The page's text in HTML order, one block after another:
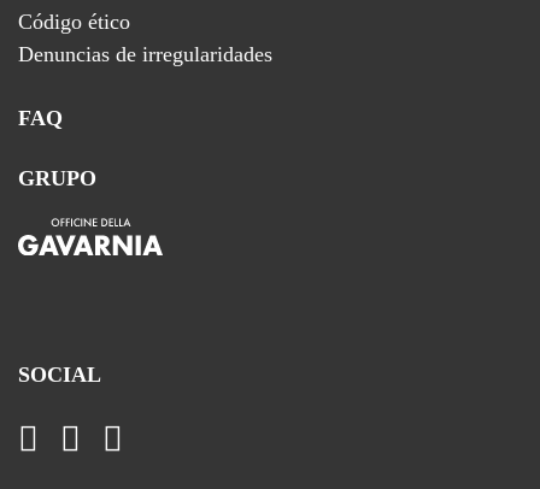
Código ético
Denuncias de irregularidades
FAQ
GRUPO
SOCIAL